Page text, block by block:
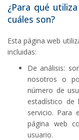
¿Para qué
cuáles son?
Esta página web
incluidas:
De análisis:
nosotros o
número de
estadístico de
servicio. Para
página web
usuario.